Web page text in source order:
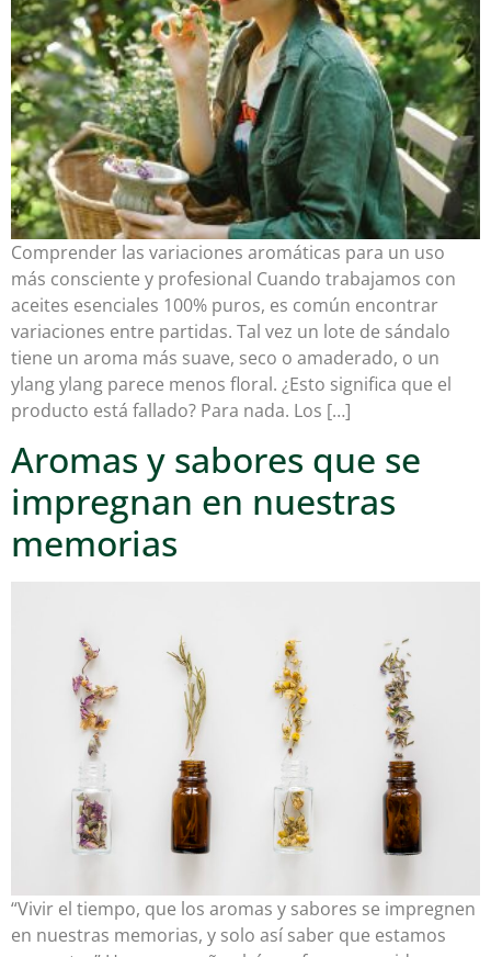
Comprender las variaciones aromáticas para un uso
más consciente y profesional Cuando trabajamos con
aceites esenciales 100% puros, es común encontrar
variaciones entre partidas. Tal vez un lote de sándalo
tiene un aroma más suave, seco o amaderado, o un
ylang ylang parece menos floral. ¿Esto significa que el
producto está fallado? Para nada. Los […]
Aromas y sabores que se
impregnan en nuestras
memorias
“Vivir el tiempo, que los aromas y sabores se impregnen
en nuestras memorias, y solo así saber que estamos